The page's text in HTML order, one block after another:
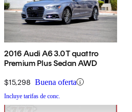
2016 Audi A6 3.0T quattro
Premium Plus Sedan AWD
$15,298 Buena oferta
Incluye tarifas de conc.